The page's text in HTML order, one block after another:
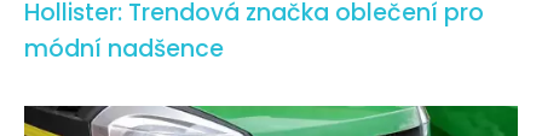
Hollister: Trendová značka oblečení pro
módní nadšence